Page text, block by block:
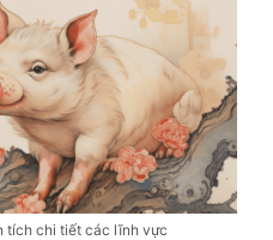
tích chi tiết các lĩnh vực